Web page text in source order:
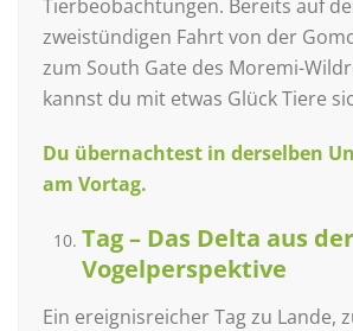
Tierbeobachtungen. Bereits auf
zweistündigen Fahrt von der
zum South Gate des Moremi-
kannst du mit etwas Glück Tiere
Du übernachtest in derselben
am Vortag.
Tag – Das Delta aus der
Vogelperspektive
Ein ereignisreicher Tag zu Lande,